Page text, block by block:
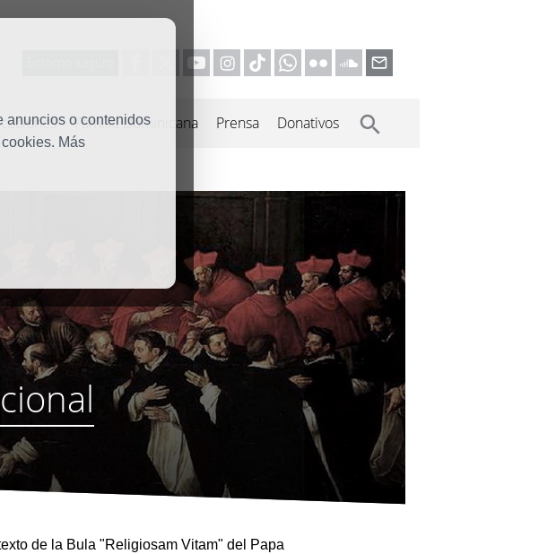
anuncios o contenidos
Más
Familia Dominicana Prensa Donativos
de la Bula "Religiosam Vitam" del Papa